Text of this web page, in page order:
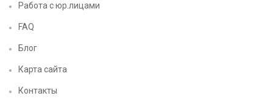
Работа с юр.лицами
FAQ
Блог
Карта сайта
Контакты